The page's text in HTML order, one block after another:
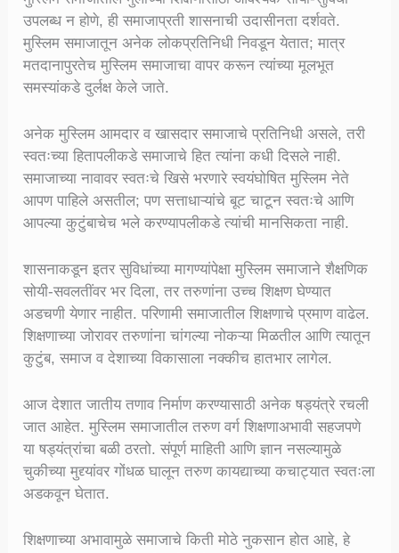
उपलब्ध न होणे, ही समाजाप्रती शासनाची उदासीनता दर्शवते.
मुस्लिम समाजातून अनेक लोकप्रतिनिधी निवडून येतात; मात्र
मतदानापुरतेच मुस्लिम समाजाचा वापर करून त्यांच्या मूलभूत
समस्यांकडे दुर्लक्ष केले जाते.
अनेक मुस्लिम आमदार व खासदार समाजाचे प्रतिनिधी असले, तरी
स्वतःच्या हितापलीकडे समाजाचे हित त्यांना कधी दिसले नाही.
समाजाच्या नावावर स्वतःचे खिसे भरणारे स्वयंघोषित मुस्लिम नेते
आपण पाहिले असतील; पण सत्ताधाऱ्यांचे बूट चाटून स्वतःचे आणि
आपल्या कुटुंबाचेच भले करण्यापलीकडे त्यांची मानसिकता नाही.
शासनाकडून इतर सुविधांच्या मागण्यांपेक्षा मुस्लिम समाजाने शैक्षणिक
सोयी-सवलतींवर भर दिला, तर तरुणांना उच्च शिक्षण घेण्यात
अडचणी येणार नाहीत. परिणामी समाजातील शिक्षणाचे प्रमाण वाढेल.
शिक्षणाच्या जोरावर तरुणांना चांगल्या नोकऱ्या मिळतील आणि त्यातून
कुटुंब, समाज व देशाच्या विकासाला नक्कीच हातभार लागेल.
आज देशात जातीय तणाव निर्माण करण्यासाठी अनेक षड्यंत्रे रचली
जात आहेत. मुस्लिम समाजातील तरुण वर्ग शिक्षणाअभावी सहजपणे
या षड्यंत्रांचा बळी ठरतो. संपूर्ण माहिती आणि ज्ञान नसल्यामुळे
चुकीच्या मुद्द्यांवर गोंधळ घालून तरुण कायद्याच्या कचाट्यात स्वतःला
अडकवून घेतात.
शिक्षणाच्या अभावामुळे समाजाचे किती मोठे नुकसान होत आहे, हे